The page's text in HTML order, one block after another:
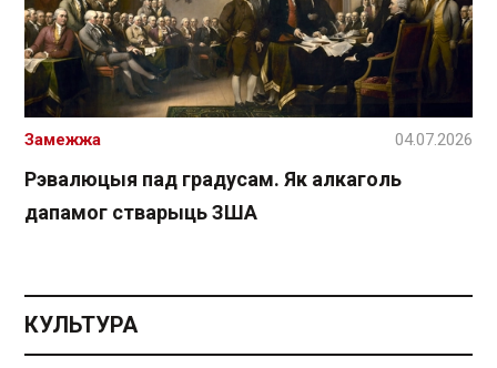
Рэвалюцыя пад градусам. Як алкаголь
дапамог стварыць ЗША
Замежжа 04.07.2026
КУЛЬТУРА